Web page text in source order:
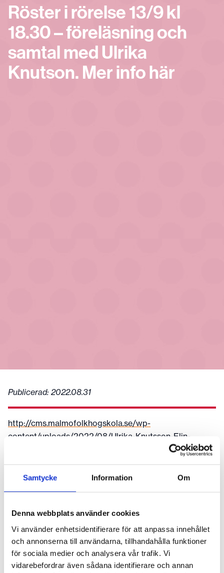
Samtycke Information Om
Denna webbplats använder cookies
Vi använder enhetsidentifierare för att anpassa innehållet
och annonserna till användarna, tillhandahålla funktioner
för sociala medier och analysera vår trafik. Vi
vidarebefordrar även sådana identifierare och annan
Röster i rörelse 13/9 kl
18.30 – föreläsning och
samtal med Ulrika
Knutson. Mer info här
Publicerad: 2022.08.31
http://cms.malmofolkhogskola.se/wp-
content/uploads/2022/08/Ulrika-Knutsson-Elin-
Malmö-130922.png
Fler nyheter
2026.06.24
Startdatum för höstterminens kurser hittar du här
2026.04.02
Vill du arbeta inom film? Sök till vår